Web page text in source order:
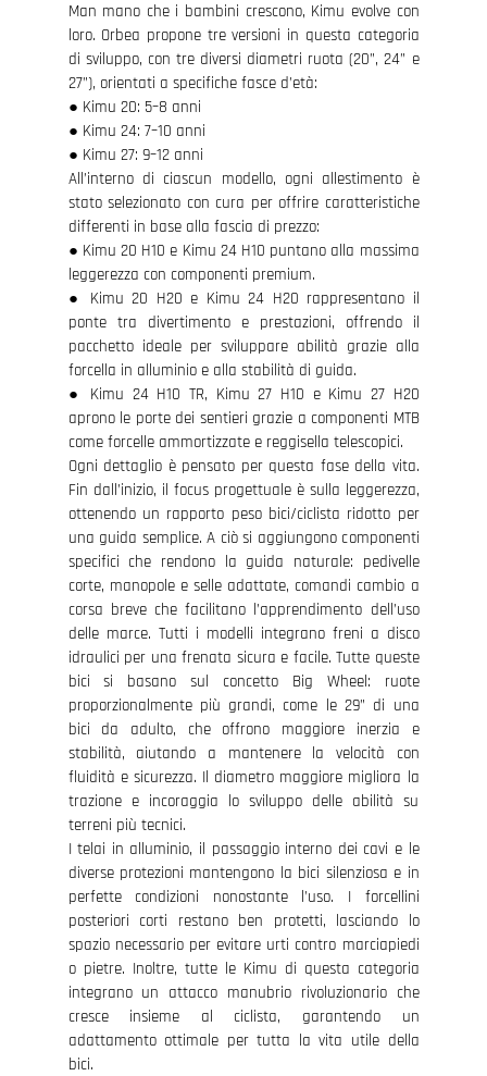
Man mano che i bambini crescono, Kimu evolve con
loro. Orbea propone tre versioni in questa categoria
di sviluppo, con tre diversi diametri ruota (20”, 24” e
27”), orientati a specifiche fasce d’età:
● Kimu 20: 5–8 anni
● Kimu 24: 7–10 anni
● Kimu 27: 9–12 anni
All’interno di ciascun modello, ogni allestimento è
stato selezionato con cura per offrire caratteristiche
differenti in base alla fascia di prezzo:
● Kimu 20 H10 e Kimu 24 H10 puntano alla massima
leggerezza con componenti premium.
● Kimu 20 H20 e Kimu 24 H20 rappresentano il
ponte tra divertimento e prestazioni, offrendo il
pacchetto ideale per sviluppare abilità grazie alla
forcella in alluminio e alla stabilità di guida.
● Kimu 24 H10 TR, Kimu 27 H10 e Kimu 27 H20
aprono le porte dei sentieri grazie a componenti MTB
come forcelle ammortizzate e reggisella telescopici.
Ogni dettaglio è pensato per questa fase della vita.
Fin dall’inizio, il focus progettuale è sulla leggerezza,
ottenendo un rapporto peso bici/ciclista ridotto per
una guida semplice. A ciò si aggiungono componenti
specifici che rendono la guida naturale: pedivelle
corte, manopole e selle adattate, comandi cambio a
corsa breve che facilitano l’apprendimento dell’uso
delle marce. Tutti i modelli integrano freni a disco
idraulici per una frenata sicura e facile. Tutte queste
bici si basano sul concetto Big Wheel: ruote
proporzionalmente più grandi, come le 29” di una
bici da adulto, che offrono maggiore inerzia e
stabilità, aiutando a mantenere la velocità con
fluidità e sicurezza. Il diametro maggiore migliora la
trazione e incoraggia lo sviluppo delle abilità su
terreni più tecnici.
I telai in alluminio, il passaggio interno dei cavi e le
diverse protezioni mantengono la bici silenziosa e in
perfette condizioni nonostante l’uso. I forcellini
posteriori corti restano ben protetti, lasciando lo
spazio necessario per evitare urti contro marciapiedi
o pietre. Inoltre, tutte le Kimu di questa categoria
integrano un attacco manubrio rivoluzionario che
cresce insieme al ciclista, garantendo un
adattamento ottimale per tutta la vita utile della
bici.